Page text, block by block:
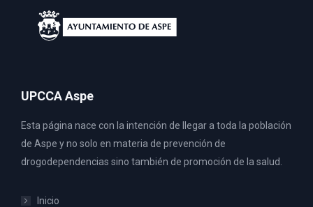
UPCCA Aspe
Esta página nace con la intención de llegar a toda la población
de Aspe y no solo en materia de prevención de
drogodependencias sino también de promoción de la salud.
Inicio